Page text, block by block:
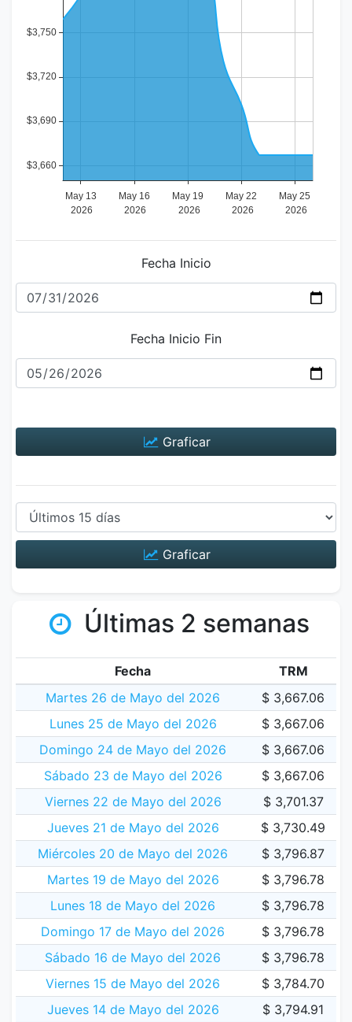
Fecha Inicio
Fecha Inicio Fin
Graficar
Graficar
Últimas 2 semanas
Fecha
TRM
Martes 26 de Mayo del 2026
$ 3,667.06
Lunes 25 de Mayo del 2026
$ 3,667.06
Domingo 24 de Mayo del 2026
$ 3,667.06
Sábado 23 de Mayo del 2026
$ 3,667.06
Viernes 22 de Mayo del 2026
$ 3,701.37
Jueves 21 de Mayo del 2026
$ 3,730.49
Miércoles 20 de Mayo del 2026
$ 3,796.87
Martes 19 de Mayo del 2026
$ 3,796.78
Lunes 18 de Mayo del 2026
$ 3,796.78
Domingo 17 de Mayo del 2026
$ 3,796.78
Sábado 16 de Mayo del 2026
$ 3,796.78
Viernes 15 de Mayo del 2026
$ 3,784.70
Jueves 14 de Mayo del 2026
$ 3,794.91